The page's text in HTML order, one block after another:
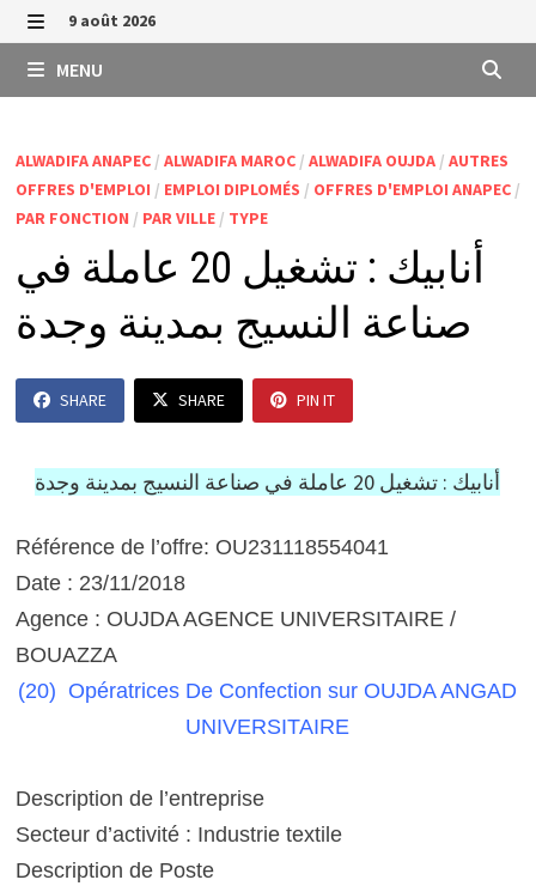
Passer
au
contenu
MENU
9 août 2026
MENU
ALWADIFA ANAPEC/ ALWADIFA MAROC/ ALWADIFA OUJDA/ AUTRES
OFFRES D'EMPLOI / EMPLOI DIPLOMÉS / OFFRES D'EMPLOI ANAPEC/
PAR FONCTION / PAR VILLE/ TYPE
أنابيك : تشغيل 20 عاملة في
صناعة النسيج بمدينة وجدة
SHARE SHARE PIN IT
أنابيك : تشغيل 20 عاملة في صناعة النسيج بمدينة وجدة
Référence de l’offre: OU231118554041
Date : 23/11/2018
Agence : OUJDA AGENCE UNIVERSITAIRE /
BOUAZZA
(20) Opératrices De Confectionsur OUJDA ANGAD
UNIVERSITAIRE
Description de l’entreprise
Secteur d’activité : Industrie textile
Description de Poste